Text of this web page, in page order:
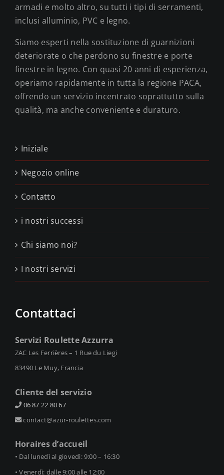
armadi e molto altro, su tutti i tipi di serramenti,
inclusi alluminio, PVC e legno.
Siamo esperti nella sostituzione di guarnizioni
deteriorate o che perdono su finestre e porte
finestre in legno. Con quasi 20 anni di esperienza,
operiamo rapidamente in tutta la regione PACA,
offrendo un servizio incentrato soprattutto sulla
qualità, ma anche conveniente e duraturo.
Iniziale
Negozio online
Contatto
i nostri successi
Chi siamo noi?
I nostri servizi
Contattaci
Servizi Roulette Azzurra
ZAC Les Ferrières – 1 Rue du Liegi
83490 Le Muy, Francia
Cliente del servizio
06 87 22 80 67
contact@azur-roulettes.com
Horaires d’accueil
• Dal lunedì al giovedì: 9:00 – 16:30
• Venerdì: dalle 9:00 alle 12:00